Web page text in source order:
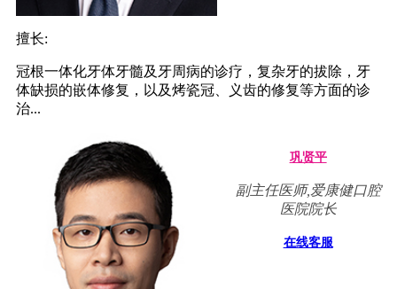
擅长:
冠根一体化牙体牙髓及牙周病的诊疗，复杂牙的拔除，牙
体缺损的嵌体修复，以及烤瓷冠、义齿的修复等方面的诊
治...
巩贤平
副主任医师,爱康健口腔
医院院长
在线客服